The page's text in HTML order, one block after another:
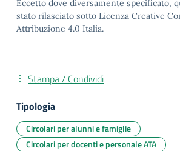
Eccetto dove diversamente specificato,
stato rilasciato sotto Licenza Creative
Attribuzione 4.0 Italia.
Stampa / Condividi
Tipologia
Circolari per alunni e famiglie
Circolari per docenti e personale ATA